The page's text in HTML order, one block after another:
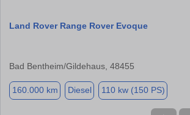
Land Rover Range Rover Evoque
Bad Bentheim/Gildehaus, 48455
160.000 km Diesel 110 kw (150 PS)